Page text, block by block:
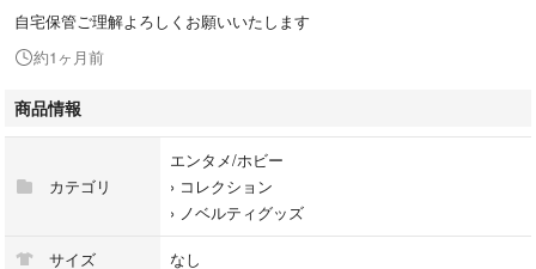
自宅保管ご理解よろしくお願いいたします
約1ヶ月前
商品情報
カテゴリ
エンタメ/ホビー
› コレクション
› ノベルティグッズ
サイズ なし